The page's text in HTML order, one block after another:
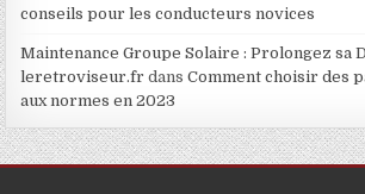
conseils pour les conducteurs novices
Maintenance Groupe Solaire : Prolongez sa
leretroviseur.fr dansComment choisir des
aux normes en 2023